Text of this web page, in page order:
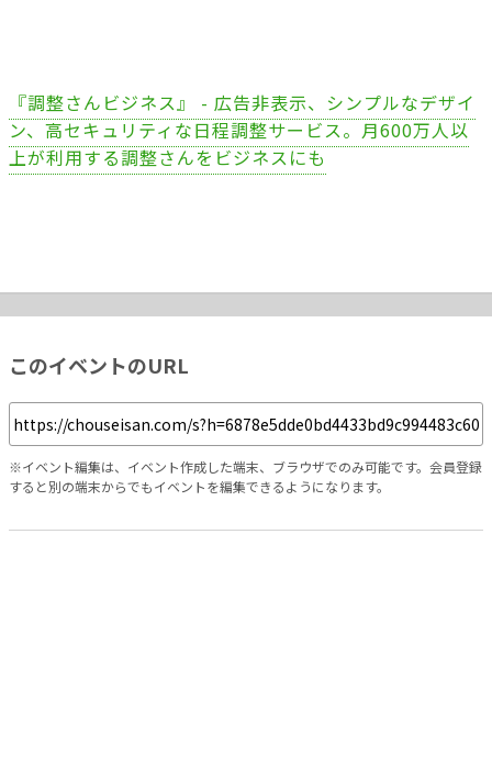
『調整さんビジネス』 - 広告非表示、シンプルなデザイ
ン、高セキュリティな日程調整サービス。月600万人以
上が利用する調整さんをビジネスにも
このイベントのURL
※イベント編集は、イベント作成した端末、ブラウザでのみ可能です。会員登録
すると別の端末からでもイベントを編集できるようになります。